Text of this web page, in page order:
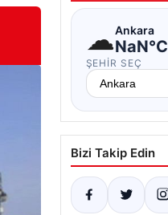
☁Ankara
NaN°C
ŞEHIR SEÇ
Bizi Takip Edin